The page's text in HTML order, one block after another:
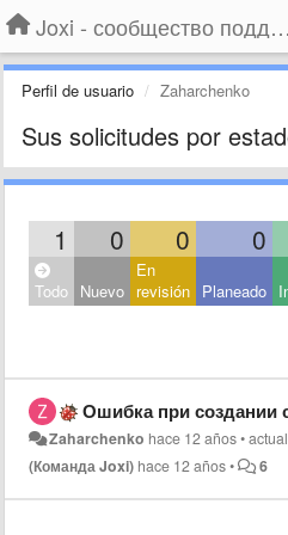
Joxi - сообщество поддержки
Perfil de usuario Zaharchenko
Sus solicitudes por
1 0 0 0
Todo Nuevo
En
revisión Planeado
Ошибка при создании
Zaharchenko hace 12 años•
(Команда Joxi) hace 12 años• 6